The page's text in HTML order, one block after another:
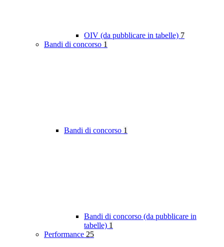
OIV (da pubblicare in tabelle) 7
Bandi di concorso 1
Bandi di concorso 1
Bandi di concorso (da pubblicare in
tabelle) 1
Performance 25